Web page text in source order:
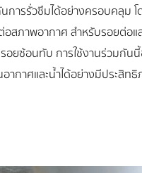
การรั่วซึมได้อย่างครอบคลุม
ภาพอากาศ สำหรับรอยต่อแล
อยซ้อนทับ การใช้งานร่วมกัน
ากาศและน้ำได้อย่างมีประสิท